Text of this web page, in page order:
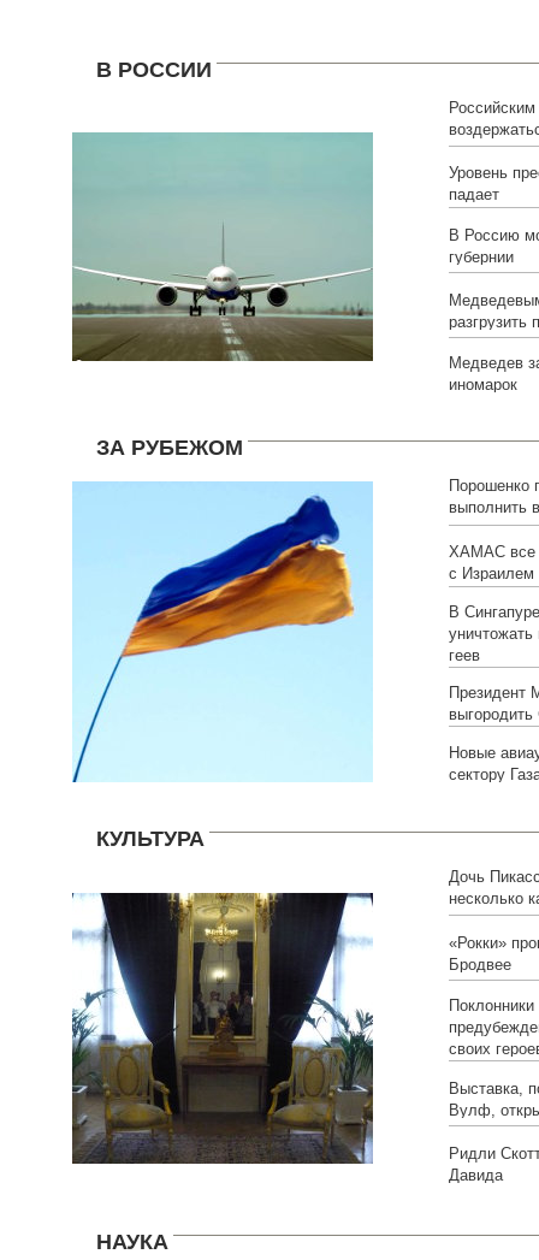
В РОССИИ
Мальдив
Уровень
падает
В Россию
губернии
разгрузить
Медведев
иномарок
ЗА РУБЕЖОМ
выполнить
ХАМАС все
с Израилем
В
уничтожать
геев
Президент
Новые
сектору
КУЛЬТУРА
Дочь
несколько
«Рокки»
Бродвее
своих
Выставка,
Вулф,
Ридли
Давида
НАУКА